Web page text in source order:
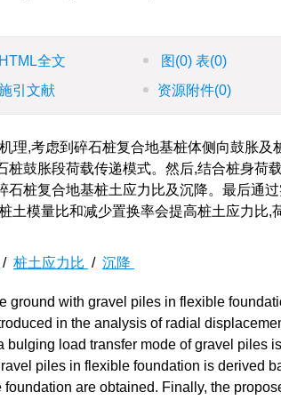
HTML全文 图 (0) 表(0)
引文献 资源附件(0)
理,考虑到碎石桩复合地基桩体侧向鼓胀及
鼓胀段荷载传递模式。然后,结合桩身荷
桩复合地基桩土应力比及沉降。最后通
土模量比和减少置换率会提高桩土应力比,
/ 桩土应力比 / 沉降
ground with gravel piles in flexible
in the analysis of radial
bulging load transfer mode of gravel piles
piles in flexible foundation is derived
are obtained. Finally, the